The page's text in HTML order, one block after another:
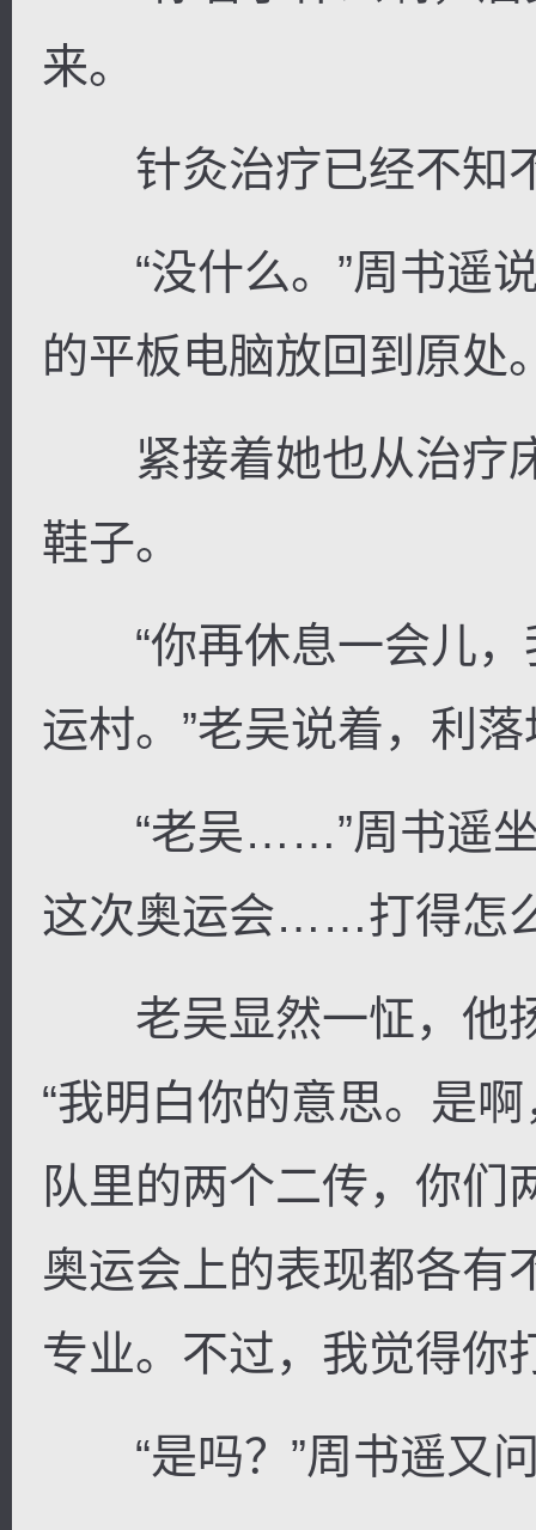
来。
针灸治疗已经不知
“没什么。”周书遥说
的平板电脑放回到原处
紧接着她也从治疗
鞋子。
“你再休息一会儿，
运村。”老吴说着，利
“老吴……”周书遥坐
这次奥运会……打得怎
老吴显然一怔，他
“我明白你的意思。是
队里的两个二传，你们
奥运会上的表现都各有
专业。不过，我觉得你
“是吗？”周书遥又